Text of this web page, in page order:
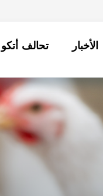
الأخبار تحالف أتكو